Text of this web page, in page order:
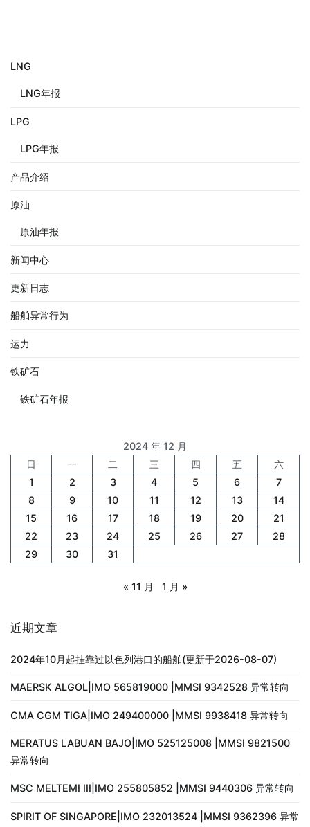
LNG
LNG年报
LPG
LPG年报
产品介绍
原油
原油年报
新闻中心
更新日志
船舶异常行为
运力
铁矿石
铁矿石年报
2024 年 12 月
日
一 二 三 四 五
六
1
2 3 4 5 6
7
8
9 10 11 12 13
14
15
16 17 18 19 20
21
22
23 24 25 26 27
28
29
30 31
« 11 月 1 月 »
近期文章
2024年10月起挂靠过以色列港口的船舶(更新于2026-08-07)
MAERSK ALGOL|IMO 565819000 |MMSI 9342528 异常转向
CMA CGM TIGA|IMO 249400000 |MMSI 9938418 异常转向
MERATUS LABUAN BAJO|IMO 525125008 |MMSI 9821500
异常转向
MSC MELTEMI III|IMO 255805852 |MMSI 9440306 异常转向
SPIRIT OF SINGAPORE|IMO 232013524 |MMSI 9362396 异常